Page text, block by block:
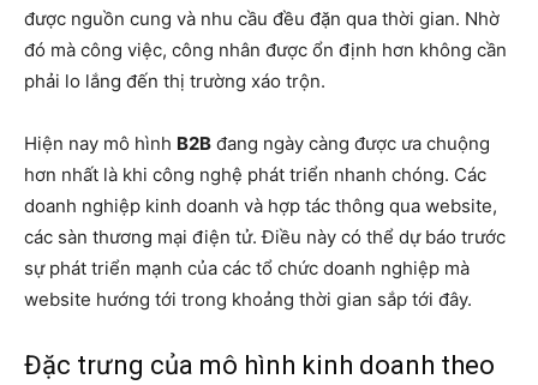
được nguồn cung và nhu cầu đều đặn qua thời gian. Nhờ
đó mà công việc, công nhân được ổn định hơn không cần
phải lo lắng đến thị trường xáo trộn.
Hiện nay mô hình B2B đang ngày càng được ưa chuộng
hơn nhất là khi công nghệ phát triển nhanh chóng. Các
doanh nghiệp kinh doanh và hợp tác thông qua website,
các sàn thương mại điện tử. Điều này có thể dự báo trước
sự phát triển mạnh của các tổ chức doanh nghiệp mà
website hướng tới trong khoảng thời gian sắp tới đây.
Đặc trưng của mô hình kinh doanh theo